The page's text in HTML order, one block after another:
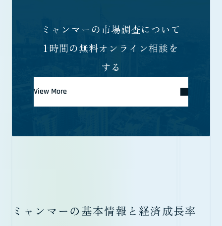
ミャンマーの市場調査について
1時間の無料オンライン相談を
する
View More
ミャンマーの基本情報と経済成長率